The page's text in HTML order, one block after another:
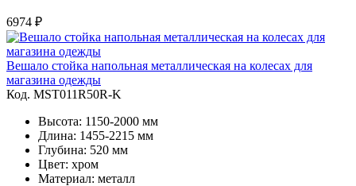
6974 ₽
Вешало стойка напольная металлическая на колесах для
магазина одежды
Код. MST011R50R-K
Высота: 1150-2000 мм
Длина: 1455-2215 мм
Глубина: 520 мм
Цвет: хром
Материал: металл